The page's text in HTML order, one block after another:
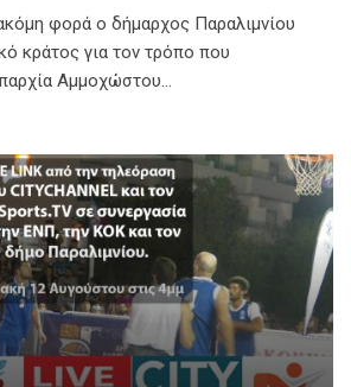
ακόμη φορά ο δήμαρχος Παραλιμνίου
κράτος για τον τρόπο που
Αμμοχώστου…